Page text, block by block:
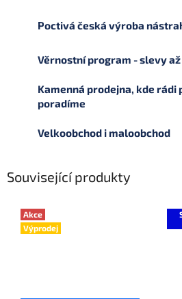
Poctivá česká výroba
Věrnostní program - slevy až
Kamenná prodejna, kde rádi
poradíme
Velkoobchod i maloobchod
Související produkty
Akce
Výprodej